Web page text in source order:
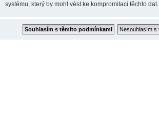
systému, který by mohl vést ke kompromitaci těchto dat.